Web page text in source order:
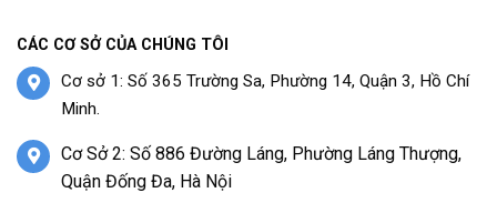
CÁC CƠ SỞ CỦA CHÚNG TÔI
Cơ sở 1: Số 365 Trường Sa, Phường 14, Quận 3, Hồ Chí
Minh.
Cơ Sở 2: Số 886 Đường Láng, Phường Láng Thượng,
Quận Đống Đa, Hà Nội